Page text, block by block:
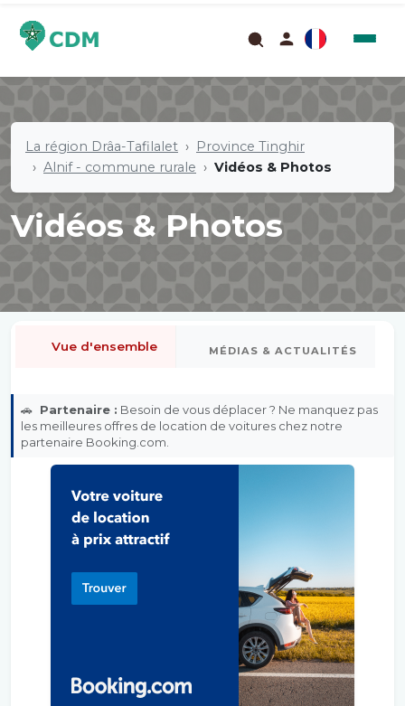
La région Drâa-Tafilalet
Province Tinghir
Alnif - commune rurale
Vidéos & Photos
Vidéos & Photos
Vue d'ensemble MÉDIAS & ACTUALITÉS
🚗 Partenaire : Besoin de vous déplacer ? Ne manquez pas
les meilleures offres de location de voitures chez notre
partenaire Booking.com.